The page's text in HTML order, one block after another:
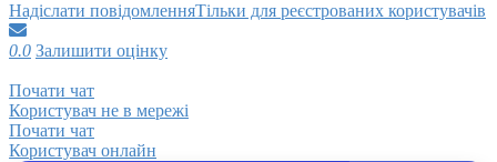
Надіслати повідомленняТільки для реєстрованих користувачів
0.0 Залишити оцінку
Почати чат
Користувач не в мережі
Почати чат
Користувач онлайн